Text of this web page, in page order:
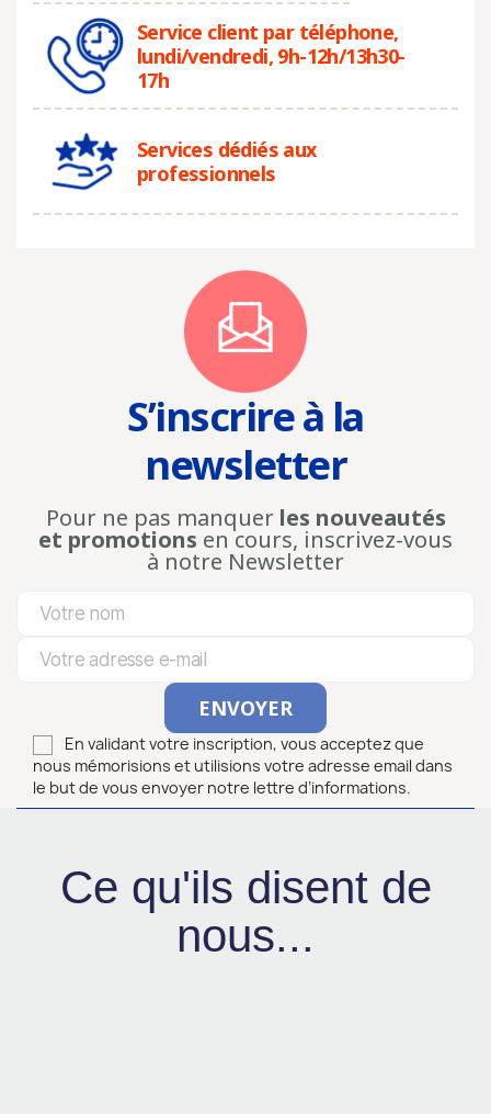
Service client par téléphone,
lundi/vendredi, 9h-12h/13h30-
17h
Services dédiés aux
professionnels
S’inscrire à la
newsletter
Pour ne pas manquer les nouveautés
et promotions en cours, inscrivez-vous
à notre Newsletter
En validant votre inscription, vous acceptez que
nous mémorisions et utilisions votre adresse email dans
le but de vous envoyer notre lettre d’informations.
Ce qu'ils disent de
nous...